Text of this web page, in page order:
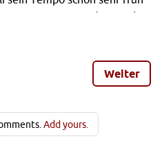
Quintana war dazu in der
und fuhr mit
einen Erfolg zu
sich das Grüne Trikot
Weiter
Add yours.